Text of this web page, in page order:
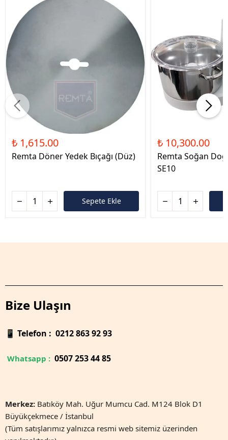
₺ 1,615.00
Remta Döner Yedek Bıçağı (Düz)
Sepete Ekle
₺ 10,300.00
Remta Soğan
SE10
Bize Ulaşın
📱 Telefon : 0212 863 92 93
Whatsapp : 0507 253 44 85
Merkez: Batıköy Mah. Uğur Mumcu Cad. M124 Blok D1
Büyükçekmece / İstanbul
(Tüm satışlarımız yalnızca resmi web sitemiz üzerinden